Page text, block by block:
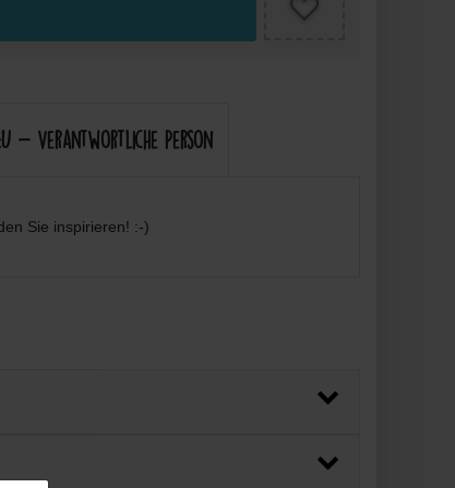
- Verantwortliche Person
Sie inspirieren! :-)